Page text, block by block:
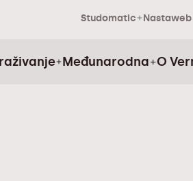
Studomatic Nastaweb
Međunarodna O